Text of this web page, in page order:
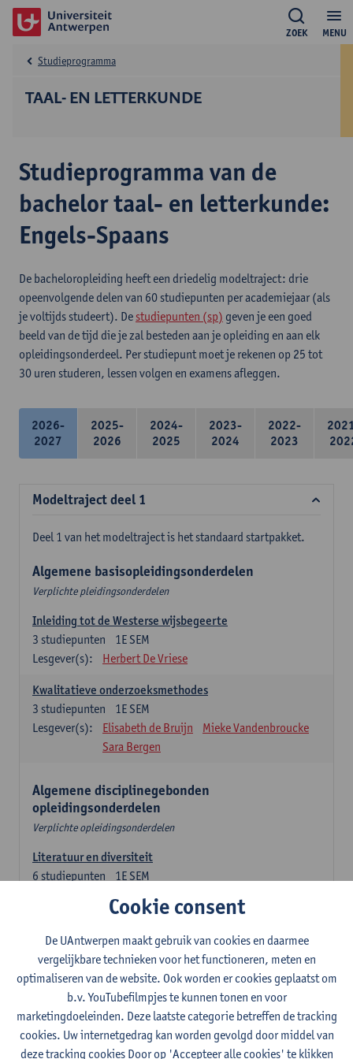
MENU
ZOEK
TAAL- EN LETTERKUNDE
Studieprogramma
Studieprogramma van de
bachelor taal- en letterkunde:
Engels-Spaans
De bacheloropleiding heeft een driedelig modeltraject: drie
opeenvolgende delen van 60 studiepunten per academiejaar (als
je voltijds studeert). De studiepunten (sp) geven je een goed
beeld van de tijd die je zal besteden aan je opleiding en aan elk
opleidingsonderdeel. Per studiepunt moet je rekenen op 25 tot
30 uren studeren, lessen volgen en examens afleggen.
2026-
2027
2025-
2026
2024-
2025
2023-
2024
2022-
2023
Modeltraject deel 1
Deel 1 van het modeltraject is het standaard startpakket.
Algemene basisopleidingsonderdelen
Verplichte pleidingsonderdelen
Inleiding tot de Westerse wijsbegeerte
1E SEM
3 studiepunten
Lesgever(s):
Herbert De Vriese
Kwalitatieve onderzoeksmethodes
1E SEM
3 studiepunten
Lesgever(s):
Elisabeth de Bruijn
Mieke Vandenbroucke
Sara Bergen
Algemene disciplinegebonden
opleidingsonderdelen
Verplichte opleidingsonderdelen
Literatuur en diversiteit
1E SEM
6 studiepunten
Remco Sleiderink
2E SEM
studiepunten
Lesgever(s):
Astrid De Wit Peter Petré
Engels: verplichte opleidingsonderdelen
Engels: taalbeheersing 1
Cookie consent
De UAntwerpen maakt gebruik van cookies en daarmee
vergelijkbare technieken voor het functioneren, meten en
optimaliseren van de website. Ook worden er cookies geplaatst om
b.v. YouTubefilmpjes te kunnen tonen en voor
marketingdoeleinden. Deze laatste categorie betreffen de tracking
cookies. Uw internetgedrag kan worden gevolgd door middel van
deze tracking cookies Door op 'Accepteer alle cookies' te klikken